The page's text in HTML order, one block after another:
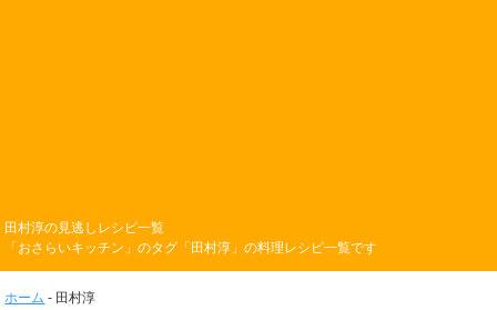
田村淳の見逃しレシピ一覧
「おさらいキッチン」のタグ「田村淳」の料理レシピ一覧です
ホーム - 田村淳